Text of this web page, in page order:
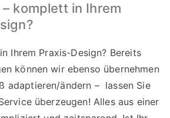
komplett in Ihrem
Ihrem Praxis-Design? Bereits
können wir ebenso übernehmen
adaptieren/ändern – lassen Sie
überzeugen! Alles aus einer